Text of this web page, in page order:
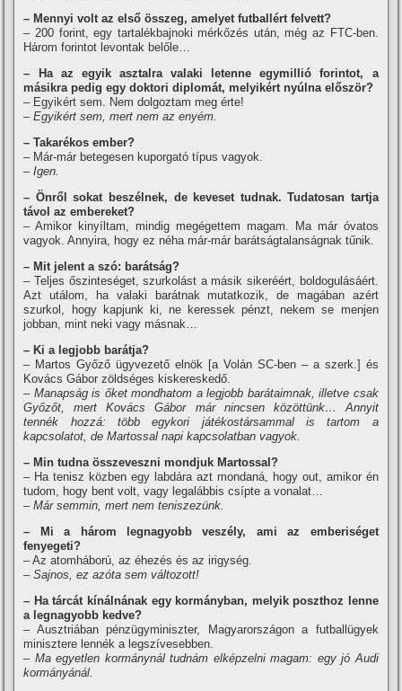
– Mennyi volt az első összeg, amelyet futballért felvett?
– 200 forint, egy tartalékbajnoki mérkőzés után, még az FTC-ben.
Három forintot levontak belőle…
– Ha az egyik asztalra valaki letenne egymillió forintot, a
másikra pedig egy doktori diplomát, melyikért nyúlna először?
– Egyikért sem. Nem dolgoztam meg érte!
– Egyikért sem, mert nem az enyém.
– Takarékos ember?
– Már-már betegesen kuporgató tí­pus vagyok.
– Igen.
– Önről sokat beszélnek, de keveset tudnak. Tudatosan tartja
távol az embereket?
– Amikor kinyí­ltam, mindig megégettem magam. Ma már óvatos
vagyok. Annyira, hogy ez néha már-már barátságtalanságnak tűnik.
– Mit jelent a szó: barátság?
– Teljes őszinteséget, szurkolást a másik sikeréért, boldogulásáért.
Azt utálom, ha valaki barátnak mutatkozik, de magában azért
szurkol, hogy kapjunk ki, ne keressek pénzt, nekem se menjen
jobban, mint neki vagy másnak…
– Ki a legjobb barátja?
– Martos Győző ügyvezető elnök [a Volán SC-ben – a szerk.] és
Kovács Gábor zöldséges kiskereskedő.
– Manapság is őket mondhatom a legjobb barátaimnak, illetve csak
Győzőt, mert Kovács Gábor már nincsen közöttünk… Annyit
tennék hozzá: több egykori játékostársammal is tartom a
kapcsolatot, de Martossal napi kapcsolatban vagyok.
– Min tudna összeveszni mondjuk Martossal?
– Ha tenisz közben egy labdára azt mondaná, hogy out, amikor én
tudom, hogy bent volt, vagy legalábbis csí­pte a vonalat…
– Már semmin, mert nem teniszezünk.
– Mi a három legnagyobb veszély, ami az emberiséget
fenyegeti?
– Az atomháború, az éhezés és az irigység.
– Sajnos, ez azóta sem változott!
– Ha tárcát kí­nálnának egy kormányban, melyik poszthoz lenne
a legnagyobb kedve?
– Ausztriában pénzügyminiszter, Magyarországon a futballügyek
minisztere lennék a legszí­vesebben.
– Ma egyetlen kormánynál tudnám elképzelni magam: egy jó Audi
kormányánál.